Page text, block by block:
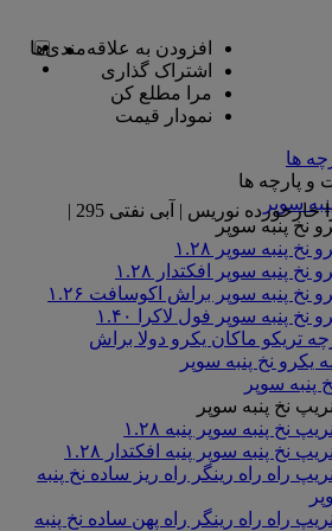
ها
و پارچه ها
سوپر
نخ پنبه سوپر
نخ پنبه سوپر ۱.۲۸
نخ پنبه سوپر افکتدار ۱.۲۸
نخ پنبه سوپر براش اکوسافت ۱.۲۶
نخ پنبه سوپر فول لاکرا ۱.۴۰
تریکو ماکان یکرو دولا براش
یکرو نخ پنبه سوپر
پنبه سوپر
نخ پنبه سوپر
نخ پنبه سوپر پنبه ۱.۲۸
نخ پنبه سوپر پنبه افکتدار ۱.۲۸
راه راه رینگر راه ریز ساده نخ پنبه
راه راه رینگر راه پهن ساده نخ پنبه
افزودن به علاقه‌مندی‌ها
اشتراک گذاری
مرا مطلع کن
نمودار قیمت